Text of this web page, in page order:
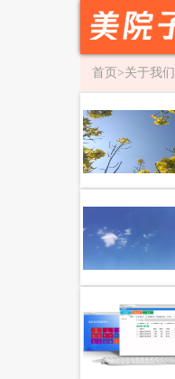
首页 >关于我们